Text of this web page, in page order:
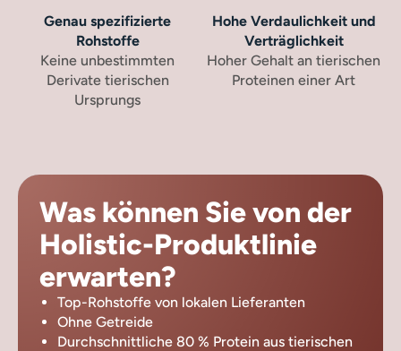
Genau spezifizierte
Rohstoffe
Keine unbestimmten
Derivate tierischen
Ursprungs
Hohe Verdaulichkeit und
Verträglichkeit
Hoher Gehalt an tierischen
Proteinen einer Art
Was können Sie von der
Holistic-Produktlinie
erwarten?
Top-Rohstoffe von lokalen Lieferanten
Ohne Getreide
Durchschnittliche 80 % Protein aus tierischen